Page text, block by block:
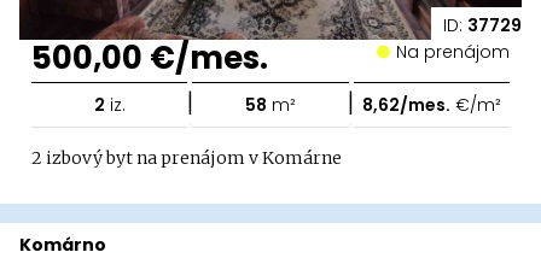
ID: 37729
500,00 €/mes. Na prenájom
2 iz. | 58 m² | 8,62/mes. €/m²
2 izbový byt na prenájom v Komárne
Komárno